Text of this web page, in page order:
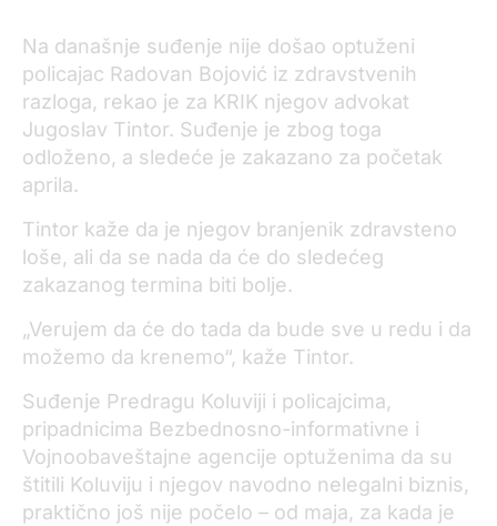
Na današnje suđenje nije došao optuženi
policajac Radovan Bojović iz zdravstvenih
razloga, rekao je za KRIK njegov advokat
Jugoslav Tintor. Suđenje je zbog toga
odloženo, a sledeće je zakazano za početak
aprila.
Tintor kaže da je njegov branjenik zdravsteno
loše, ali da se nada da će do sledećeg
zakazanog termina biti bolje.
„Verujem da će do tada da bude sve u redu i da
možemo da krenemo“, kaže Tintor.
Suđenje Predragu Koluviji i policajcima,
pripadnicima Bezbednosno-informativne i
Vojnoobaveštajne agencije optuženima da su
štitili Koluviju i njegov navodno nelegalni biznis,
praktično još nije počelo – od maja, za kada je